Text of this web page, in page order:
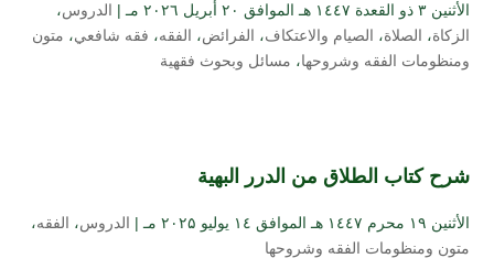
الأثنين ۳ ذو القعدة ۱٤٤۷ هـ الموافق ۲۰ أبريل ۲۰۲٦ مـ | الدروس،
الزكاة، الصلاة، الصيام والاعتكاف، الفرائض، الفقه، فقه شافعي، متون
ومنظومات الفقه وشروحها، مسائل وبحوث فقهية
شرح كتاب الطلاق من الدرر البهية
الأثنين ۱۹ محرم ۱٤٤۷ هـ الموافق ۱٤ يوليو ۲۰۲۵ مـ | الدروس، الفقه،
متون ومنظومات الفقه وشروحها